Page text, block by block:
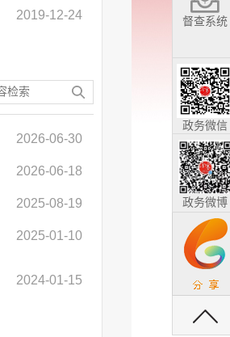
2019-12-24
2026-06-30
2026-06-18
2025-08-19
2025-01-10
2024-01-15
督查系统
政务微信
政务微博